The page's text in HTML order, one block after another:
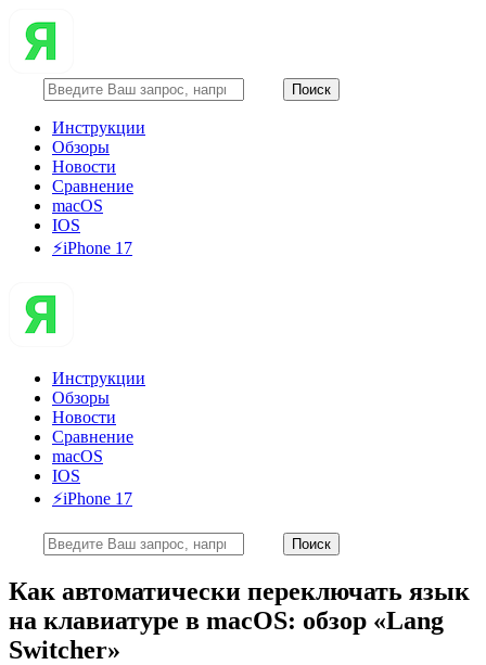
Инструкции
Обзоры
Новости
Сравнение
macOS
IOS
⚡️iPhone 17
Инструкции
Обзоры
Новости
Сравнение
macOS
IOS
⚡️iPhone 17
Как автоматически переключать язык
на клавиатуре в macOS: обзор «Lang
Switcher»